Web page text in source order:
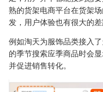
熟的货架电商平台在货架
发，用户体验也有很大的差
例如淘天为服饰品类接入
的季节搜索应季商品时会
并促进销售转化。